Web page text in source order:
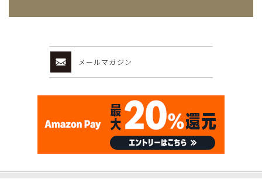
メールマガジン